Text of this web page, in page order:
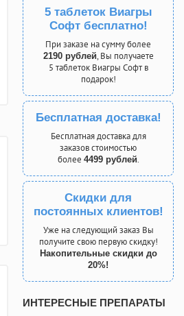
5 таблеток Виагры
Софт бесплатно!
При заказе на сумму более
2190 рублей, Вы получаете
5 таблеток Виагры Софт в
подарок!
Бесплатная доставка!
Бесплатная доставка для
заказов стоимостью
более 4499 рублей.
Скидки для
постоянных клиентов!
Уже на следующий заказ Вы
получите свою первую скидку!
Накопительные скидки до
20%!
ИНТЕРЕСНЫЕ ПРЕПАРАТЫ